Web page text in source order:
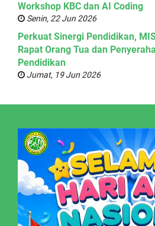
Workshop KBC dan AI Coding
Senin, 22 Jun 2026
Perkuat Sinergi Pendidikan,
Rapat Orang Tua dan
Pendidikan
Jumat, 19 Jun 2026